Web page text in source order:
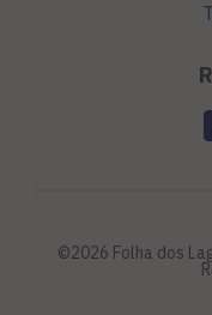
©2026 Folha dos